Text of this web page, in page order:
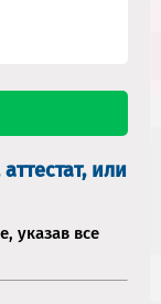
или
указав все